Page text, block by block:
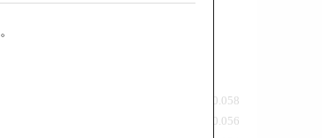
。
0.056
0.058